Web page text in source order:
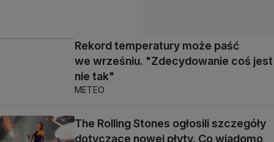
Rekord temperatury może paść
we wrześniu. "Zdecydowanie coś jest
nie tak"
METEO
The Rolling Stones ogłosili szczegóły
dotyczące nowej płyty. Co wiadomo